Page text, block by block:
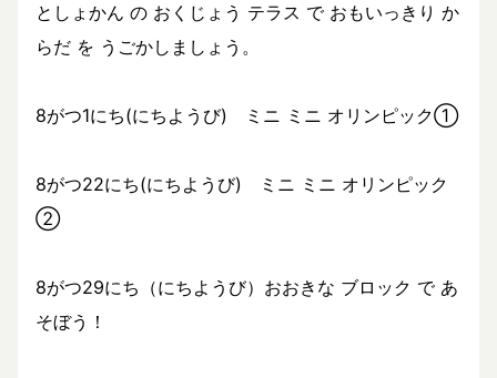
としょかん の おくじょう テラス で おもいっきり か
らだ を うごかしましょう。
8がつ1にち(にちようび) ミニ ミニ オリンピック①
8がつ22にち(にちようび) ミニ ミニ オリンピック
②
8がつ29にち（にちようび）おおきな ブロック で あ
そぼう！